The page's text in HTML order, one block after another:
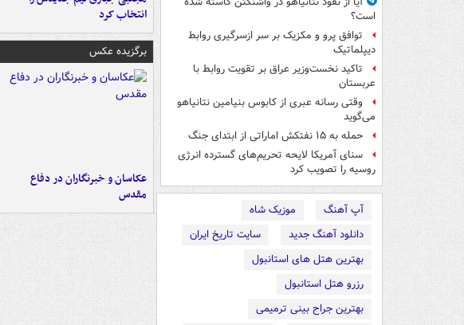
است؟
توافق پرو و مکزیک بر سر ازسرگیری روابط
دیپلماتیک
تاکید نخست‌وزیر عراق بر تقویت روابط با
عربستان
وقتی رسانه عبری از کابوس بنیامین نتانیاهو
می‌گوید
حمله به ۱۵ نفتکش‌ اماراتی از ابتدای جنگ
سنای آمریکا لایحه تحریم‌های گسترده انرژی
روسیه را تصویب کرد
آپ آهنگ
موزیک شاه
دانلود آهنگ جدید
سایت تاریخ ایران
بهترین هتل های استانبول
رزرو هتل استانبول
بهترین جراح بینی ترمیمی
انتخاب کرد
برگزیده عکس
عکاسان و خبرنگاران در دفاع
مقدس